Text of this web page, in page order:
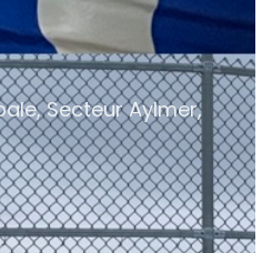
Secteur Aylmer,